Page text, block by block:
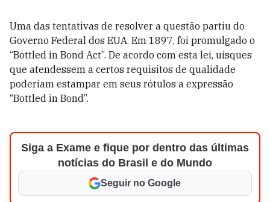
Uma das tentativas de resolver a questão partiu do
Governo Federal dos EUA. Em 1897, foi promulgado o
“Bottled in Bond Act”. De acordo com esta lei, uísques
que atendessem a certos requisitos de qualidade
poderiam estampar em seus rótulos a expressão
“Bottled in Bond”.
Siga a Exame e fique por dentro das últimas
notícias do Brasil e do Mundo
Seguir no Google